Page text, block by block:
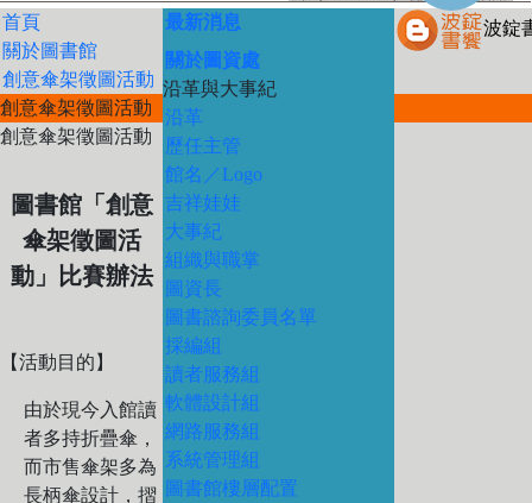
波錠
最新消息
關於圖資處
沿革與大事紀
沿革
歷任主管
館名／Logo
吉祥娃娃
大事紀
組織與職掌
圖資長
圖書諮詢委員名單
採編組
讀者服務組
軟體設計組
網路服務組
系統管理組
圖書館樓層配置
首頁
關於圖書館
創意傘架徵圖活動
創意傘架徵圖活動
創意傘架徵圖活動
圖書館「創意
傘架徵圖活
動」比賽辦法
【活動目的】
由於現今入館讀
者多持折疊傘，
而市售傘架多為
長柄傘設計，摺